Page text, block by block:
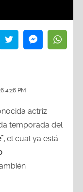
4:26 PM
actriz
temporada del
el cual ya está